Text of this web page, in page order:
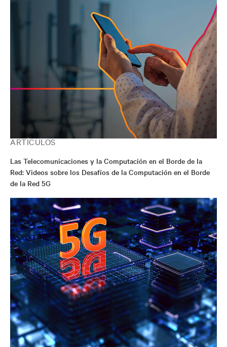
ARTÍCULOS
Las Telecomunicaciones y la Computación en el Borde de la
Red: Videos sobre los Desafíos de la Computación en el Borde
de la Red 5G